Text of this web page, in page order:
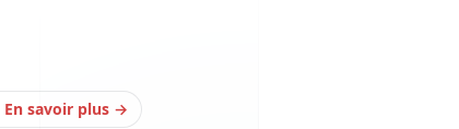
En savoir plus →